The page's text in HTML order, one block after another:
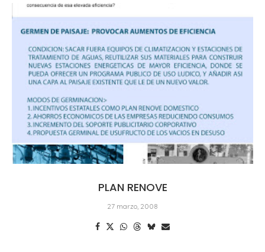
PLAN RENOVE
27 marzo, 2008